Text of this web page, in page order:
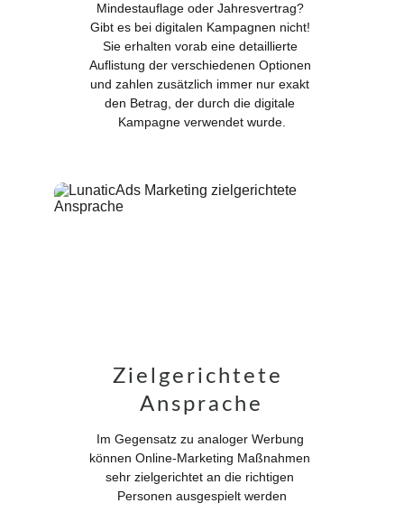
Mindestauflage oder Jahresvertrag?
Gibt es bei digitalen Kampagnen nicht!
Sie erhalten vorab eine detaillierte
Auflistung der verschiedenen Optionen
und zahlen zusätzlich immer nur exakt
den Betrag, der durch die digitale
Kampagne verwendet wurde.
Zielgerichtete
Ansprache
Im Gegensatz zu analoger Werbung
können Online-Marketing Maßnahmen
sehr zielgerichtet an die richtigen
Personen ausgespielt werden